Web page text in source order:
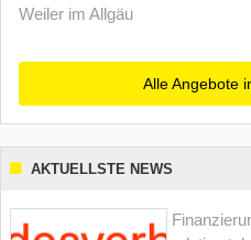
Weiler im Allgäu
Alle Angebote
AKTUELLSTE NEWS